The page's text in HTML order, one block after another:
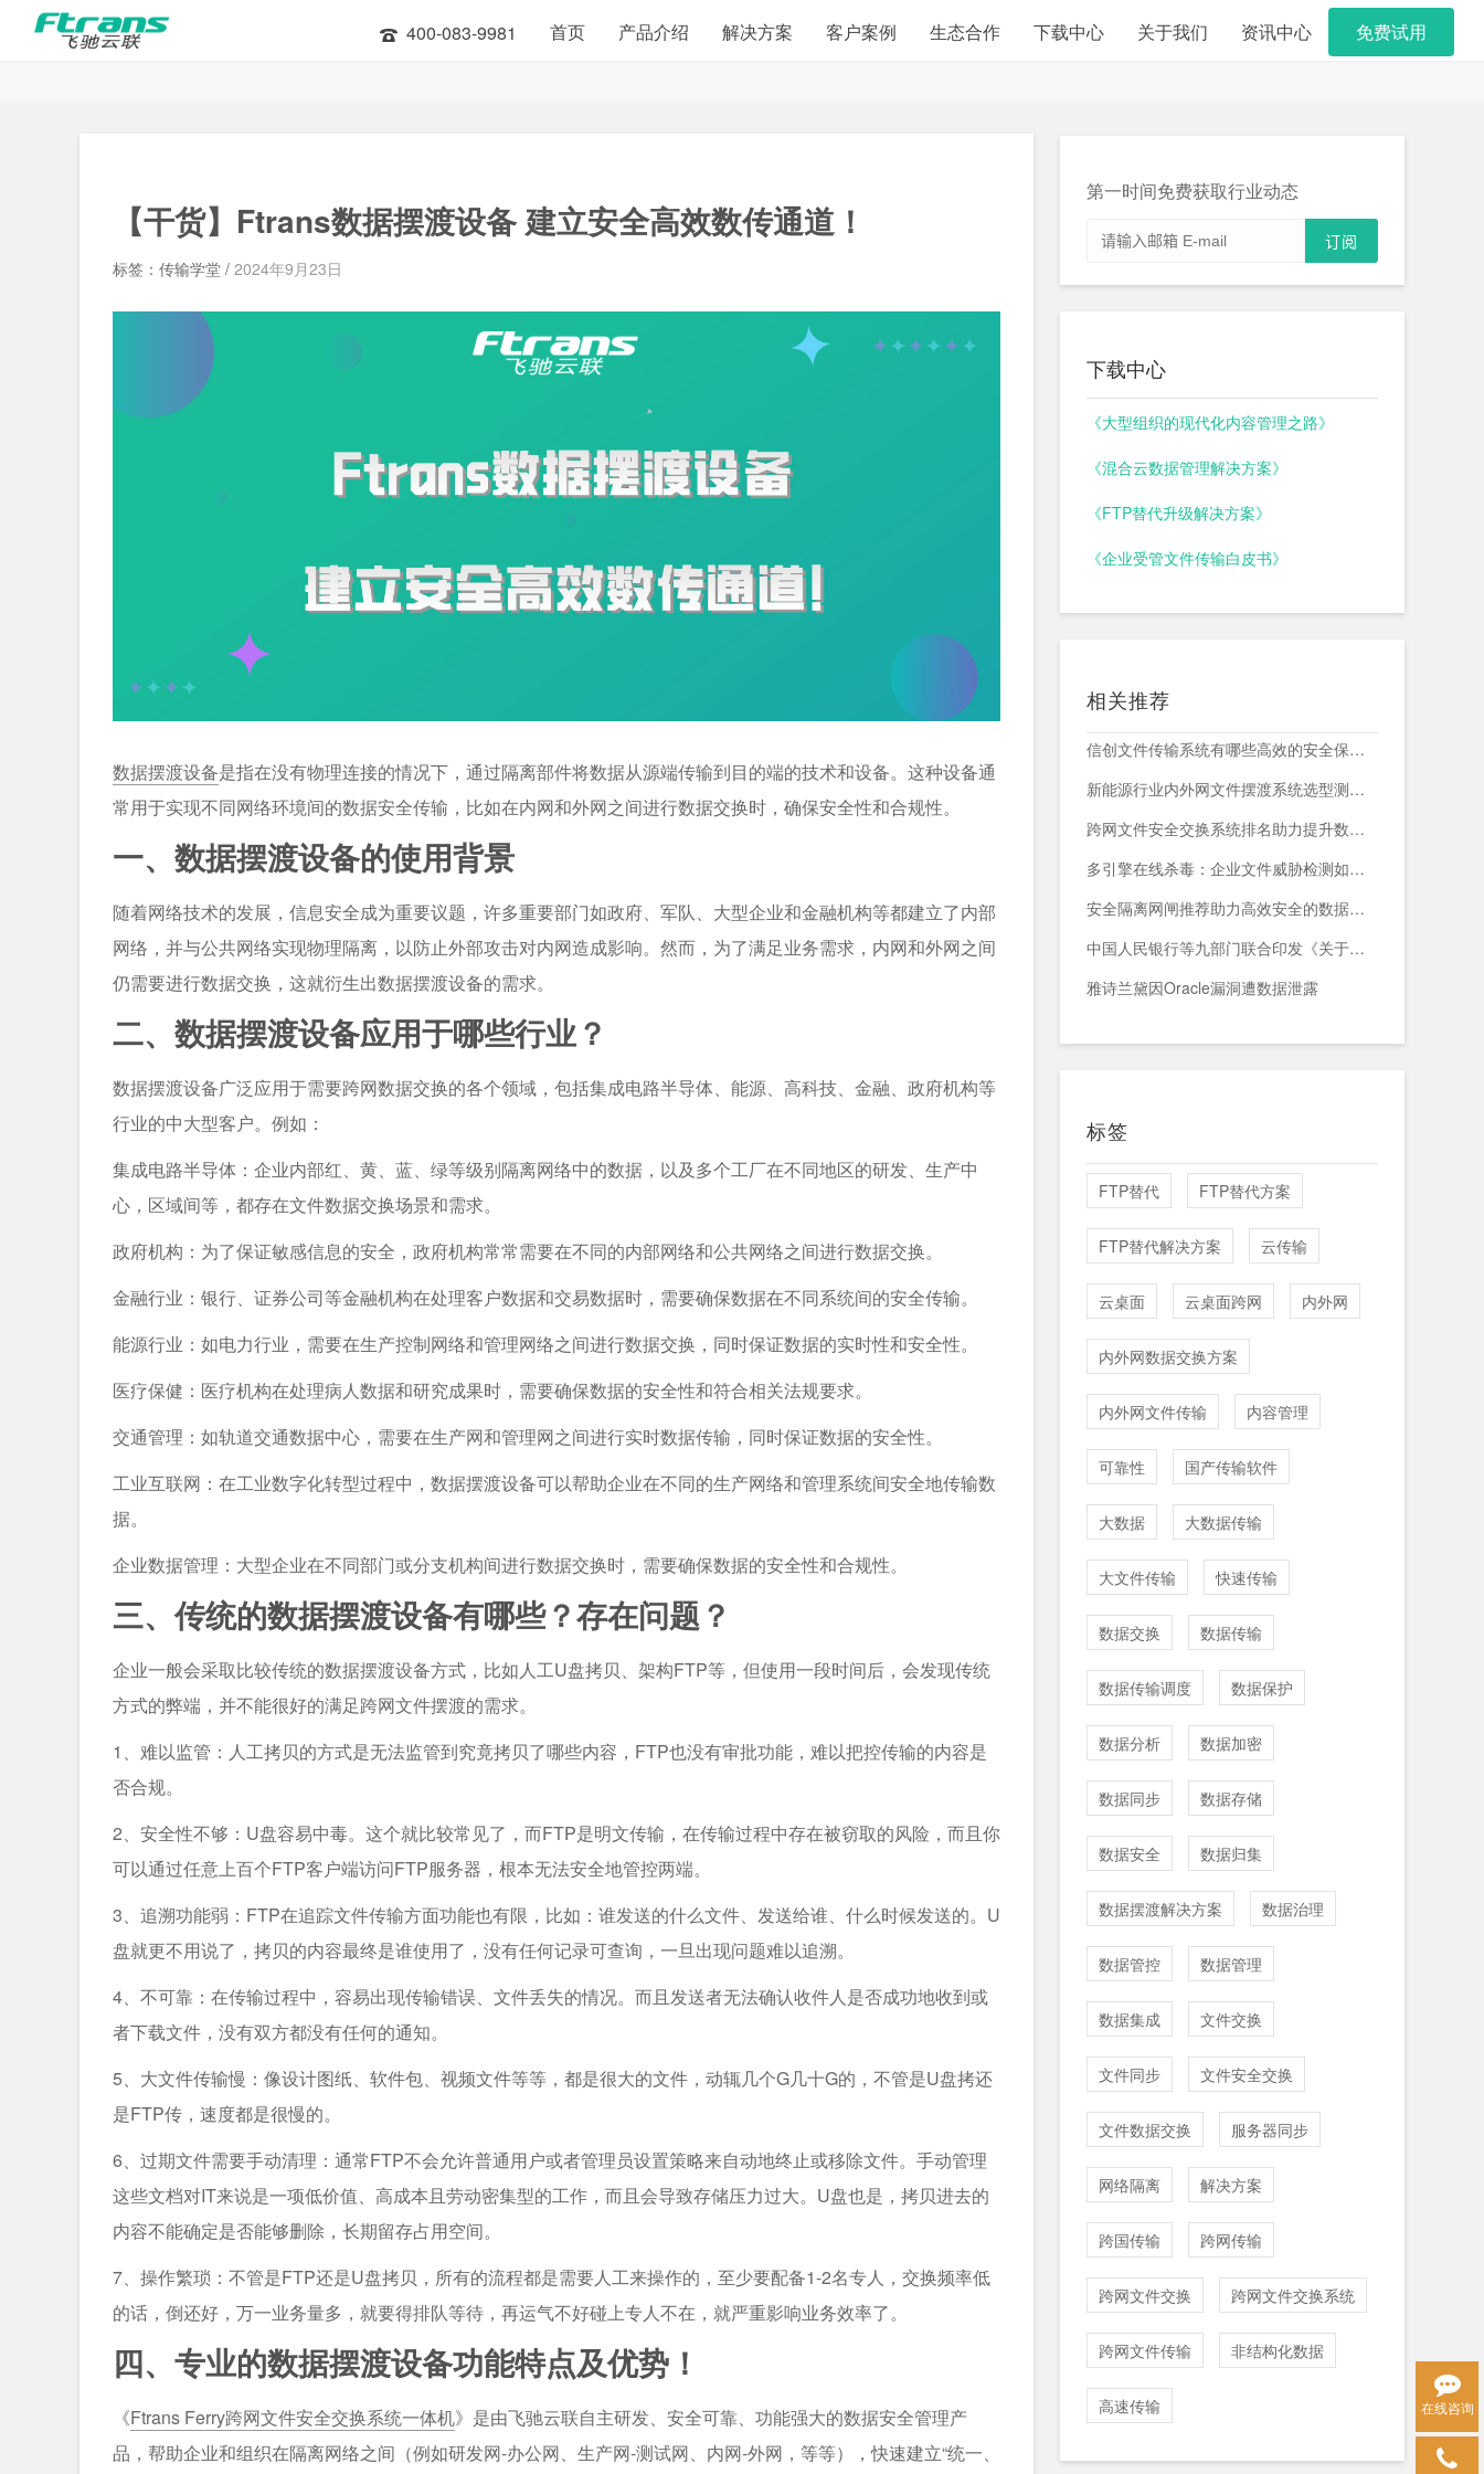
400-083-9981 首页 产品介绍 解决方案 客户案例 生态合作 下载中心 关于我们 资讯中心 免费试用
【干货】Ftrans数据摆渡设备 建立安全高效数传通道！
标签：传输学堂 / 2024年9月23日
数据摆渡设备是指在没有物理连接的情况下，通过隔离部件将数据从源端传输到目的端的技术和设备。这种设备通
常用于实现不同网络环境间的数据安全传输，比如在内网和外网之间进行数据交换时，确保安全性和合规性。
一、数据摆渡设备的使用背景
随着网络技术的发展，信息安全成为重要议题，许多重要部门如政府、军队、大型企业和金融机构等都建立了内部
网络，并与公共网络实现物理隔离，以防止外部攻击对内网造成影响。然而，为了满足业务需求，内网和外网之间
仍需要进行数据交换，这就衍生出数据摆渡设备的需求。
二、数据摆渡设备应用于哪些行业？
数据摆渡设备广泛应用于需要跨网数据交换的各个领域，包括集成电路半导体、能源、高科技、金融、政府机构等
行业的中大型客户。例如：
集成电路半导体：企业内部红、黄、蓝、绿等级别隔离网络中的数据，以及多个工厂在不同地区的研发、生产中
心，区域间等，都存在文件数据交换场景和需求。
政府机构：为了保证敏感信息的安全，政府机构常常需要在不同的内部网络和公共网络之间进行数据交换。
金融行业：银行、证券公司等金融机构在处理客户数据和交易数据时，需要确保数据在不同系统间的安全传输。
能源行业：如电力行业，需要在生产控制网络和管理网络之间进行数据交换，同时保证数据的实时性和安全性。
医疗保健：医疗机构在处理病人数据和研究成果时，需要确保数据的安全性和符合相关法规要求。
交通管理：如轨道交通数据中心，需要在生产网和管理网之间进行实时数据传输，同时保证数据的安全性。
工业互联网：在工业数字化转型过程中，数据摆渡设备可以帮助企业在不同的生产网络和管理系统间安全地传输数
据。
企业数据管理：大型企业在不同部门或分支机构间进行数据交换时，需要确保数据的安全性和合规性。
三、传统的数据摆渡设备有哪些？存在问题？
企业一般会采取比较传统的数据摆渡设备方式，比如人工U盘拷贝、架构FTP等，但使用一段时间后，会发现传统
方式的弊端，并不能很好的满足跨网文件摆渡的需求。
1、难以监管：人工拷贝的方式是无法监管到究竟拷贝了哪些内容，FTP也没有审批功能，难以把控传输的内容是
否合规。
2、安全性不够：U盘容易中毒。这个就比较常见了，而FTP是明文传输，在传输过程中存在被窃取的风险，而且你
可以通过任意上百个FTP客户端访问FTP服务器，根本无法安全地管控两端。
3、追溯功能弱：FTP在追踪文件传输方面功能也有限，比如：谁发送的什么文件、发送给谁、什么时候发送的。U
盘就更不用说了，拷贝的内容最终是谁使用了，没有任何记录可查询，一旦出现问题难以追溯。
4、不可靠：在传输过程中，容易出现传输错误、文件丢失的情况。而且发送者无法确认收件人是否成功地收到或
者下载文件，没有双方都没有任何的通知。
5、大文件传输慢：像设计图纸、软件包、视频文件等等，都是很大的文件，动辄几个G几十G的，不管是U盘拷还
是FTP传，速度都是很慢的。
6、过期文件需要手动清理：通常FTP不会允许普通用户或者管理员设置策略来自动地终止或移除文件。手动管理
这些文档对IT来说是一项低价值、高成本且劳动密集型的工作，而且会导致存储压力过大。U盘也是，拷贝进去的
内容不能确定是否能够删除，长期留存占用空间。
7、操作繁琐：不管是FTP还是U盘拷贝，所有的流程都是需要人工来操作的，至少要配备1-2名专人，交换频率低
的话，倒还好，万一业务量多，就要得排队等待，再运气不好碰上专人不在，就严重影响业务效率了。
四、专业的数据摆渡设备功能特点及优势！
《Ftrans Ferry跨网文件安全交换系统一体机》是由飞驰云联自主研发、安全可靠、功能强大的数据安全管理产
品，帮助企业和组织在隔离网络之间（例如研发网-办公网、生产网-测试网、内网-外网，等等），快速建立“统一、
第一时间免费获取行业动态
下载中心
《大型组织的现代化内容管理之路》
《混合云数据管理解决方案》
《FTP替代升级解决方案》
《企业受管文件传输白皮书》
相关推荐
信创文件传输系统有哪些高效的安全保障措施？
新能源行业内外网文件摆渡系统选型测评，附头部企业跨网部署案例
跨网文件安全交换系统排名助力提升数据传输安全与效率
多引擎在线杀毒：企业文件威胁检测如何减少漏报与误报？
安全隔离网闸推荐助力高效安全的数据交换与网络防护
中国人民银行等九部门联合印发《关于加强科技金融领域数据开发利用的通知》
雅诗兰黛因Oracle漏洞遭数据泄露
标签
FTP替代 FTP替代方案
FTP替代解决方案 云传输
云桌面 云桌面跨网 内外网
内外网数据交换方案
内外网文件传输 内容管理
可靠性 国产传输软件
大数据 大数据传输
大文件传输 快速传输
数据交换 数据传输
数据传输调度 数据保护
数据分析 数据加密
数据同步 数据存储
数据安全 数据归集
数据摆渡解决方案 数据治理
数据管控 数据管理
数据集成 文件交换
文件同步 文件安全交换
文件数据交换 服务器同步
网络隔离 解决方案
跨国传输 跨网传输
跨网文件交换 跨网文件交换系统
跨网文件传输 非结构化数据
高速传输 在线咨询